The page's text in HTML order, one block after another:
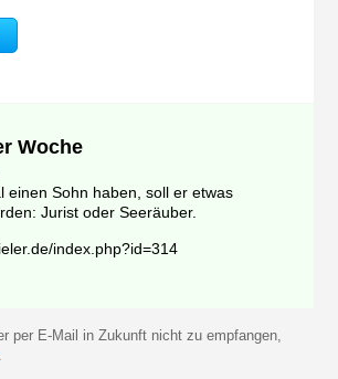
Woche
einen Sohn haben, soll er etwas
Jurist oder Seeräuber.
index.php?id=314
per E-Mail in Zukunft nicht zu empfangen,